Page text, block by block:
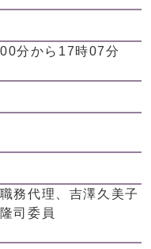
分から17時07分
務代理、吉澤久美子
司委員